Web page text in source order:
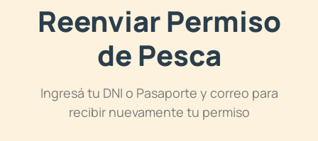
Reenviar Permiso
de Pesca
Ingresá tu DNI o Pasaporte y correo para
recibir nuevamente tu permiso